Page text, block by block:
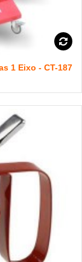
1 Eixo - CT-187